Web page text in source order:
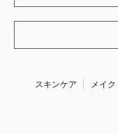
スキンケア メイク